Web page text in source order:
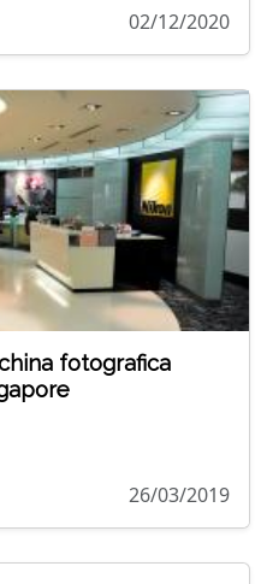
02/12/2020
fotografica
26/03/2019